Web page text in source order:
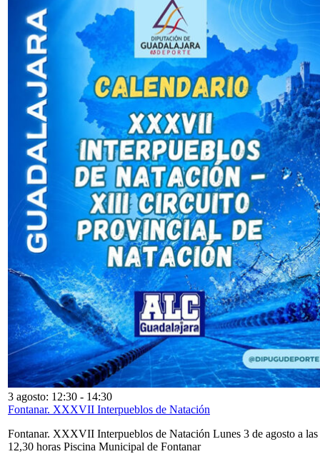
3 agosto: 12:30 - 14:30
Fontanar. XXXVII Interpueblos de Natación
Fontanar. XXXVII Interpueblos de Natación Lunes 3 de agosto a las
12,30 horas Piscina Municipal de Fontanar